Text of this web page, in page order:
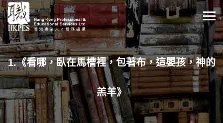
1.《看哪，臥在馬槽裡，包著布，這嬰孩，神的
羔羊》